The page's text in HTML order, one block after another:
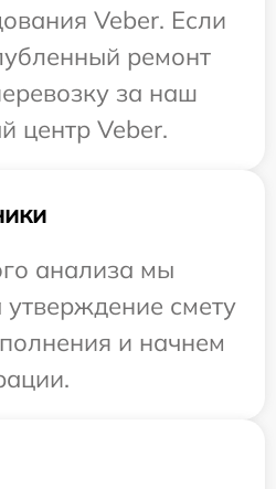
Veber. Если
ремонт
за наш
центр Veber.
анализа мы
смету
и начнем